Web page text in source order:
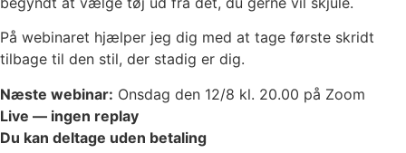
På webinaret hjælper jeg dig med at tage første skridt
tilbage til den stil, der stadig er dig.
Næste webinar: Onsdag den 12/8 kl. 20.00 på Zoom
Live — ingen replay
Du kan deltage uden betaling